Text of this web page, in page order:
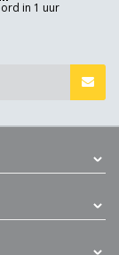
in 1 uur